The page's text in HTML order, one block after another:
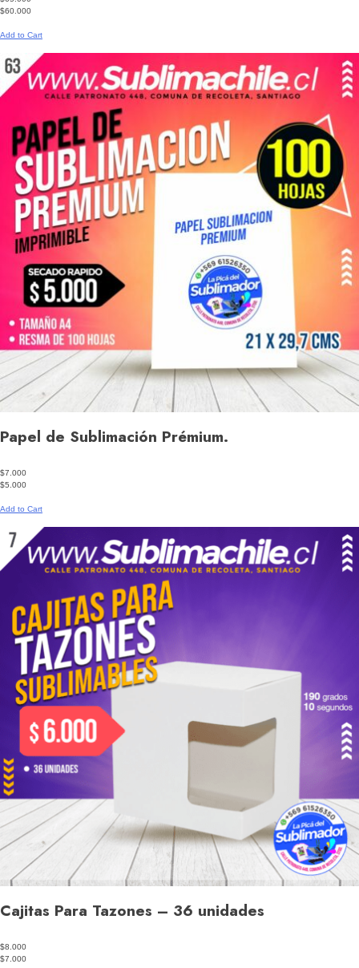
$60.000
Add to Cart
Papel de Sublimación Prémium.
$7.000
$5.000
Add to Cart
Cajitas Para Tazones – 36 unidades
$8.000
$7.000